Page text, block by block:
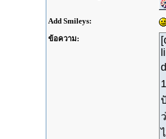
Add Smileys:
ข้อความ: